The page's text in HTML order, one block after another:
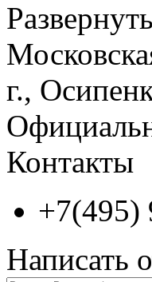
Развернуть
г.,
Контакты
+7(495)
Написать